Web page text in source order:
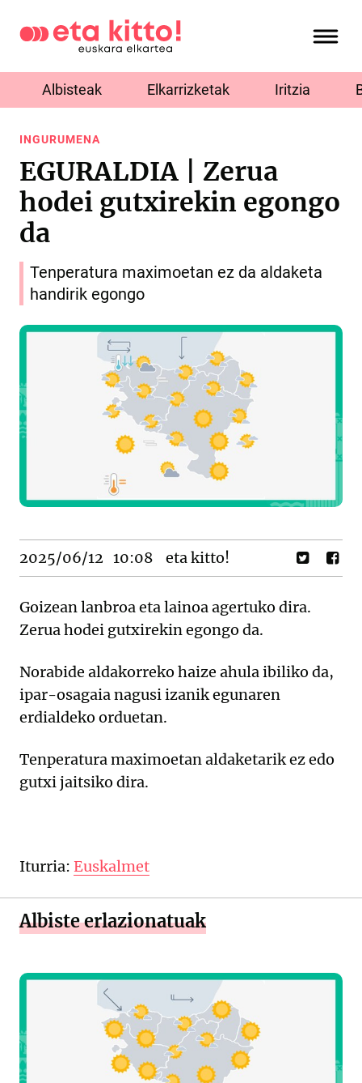
Albisteak Elkarrizketak Iritzia
INGURUMENA
EGURALDIA | Zerua
hodei gutxirekin egongo
da
Tenperatura maximoetan ez da aldaketa
handirik egongo
2025/06/12 10:08 eta kitto!
Goizean lanbroa eta lainoa agertuko dira.
Zerua hodei gutxirekin egongo da.
Norabide aldakorreko haize ahula ibiliko da,
ipar-osagaia nagusi izanik egunaren
erdialdeko orduetan.
Tenperatura maximoetan aldaketarik ez edo
gutxi jaitsiko dira.
Iturria: Euskalmet
Albiste erlazionatuak